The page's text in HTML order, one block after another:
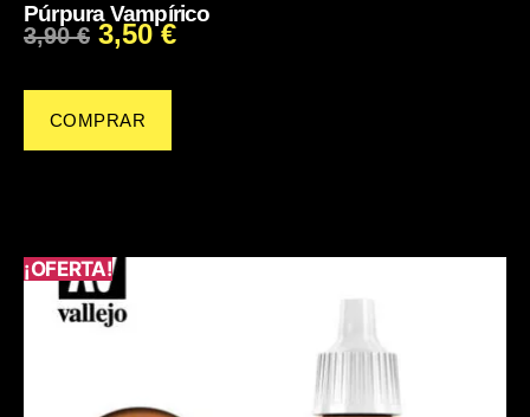
Púrpura Vampírico
3,90€ 3,50€
COMPRAR
¡OFERTA!